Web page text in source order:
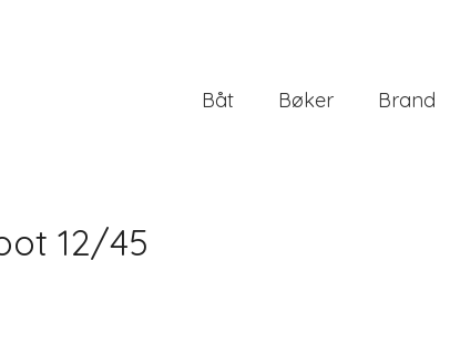
Båt Bøker Brand
12/45